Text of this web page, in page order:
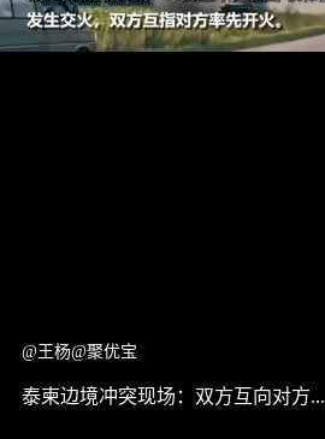
@王杨@聚优宝
泰柬边境冲突现场：双方互向对方...